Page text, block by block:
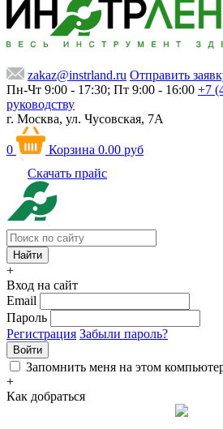
zakaz@instrland.ru Отправить
Пн-Чт 9:00 - 17:30; Пт 9:00 - 16:00 +7
руководству
г. Москва, ул. Чусовская, 7А
0 Корзина 0.00 руб
Скачать прайс
+
Вход на сайт
Email
Пароль
Регистрация Забыли пароль?
Войти
Запомнить меня на этом
+
Как добраться